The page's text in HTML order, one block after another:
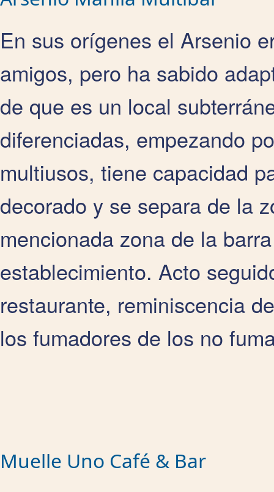
En sus orígenes el Arsenio
amigos, pero ha sabido
de que es un local
diferenciadas, empezando
multiusos, tiene capacidad
decorado y se separa de la
mencionada zona de la
establecimiento. Acto
restaurante, reminiscencia
los fumadores de los no
Muelle Uno Café & Bar